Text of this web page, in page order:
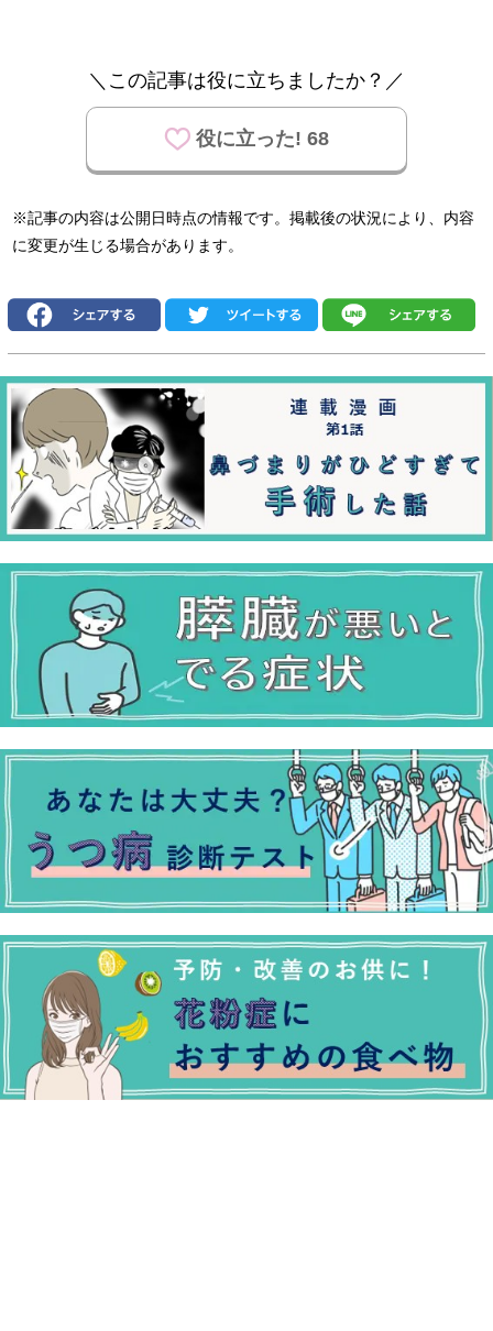
＼この記事は役に立ちましたか？／
役に立った! 68
※記事の内容は公開日時点の情報です。掲載後の状況により、内容
に変更が生じる場合があります。